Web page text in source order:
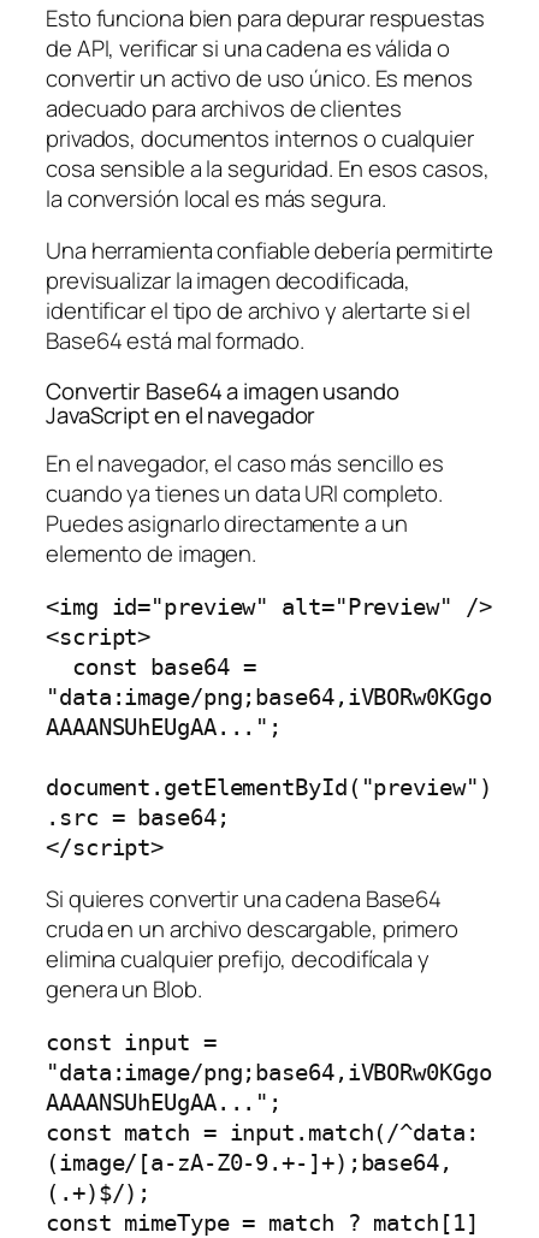
Esto funciona bien para depurar respuestas
de API, verificar si una cadena es válida o
convertir un activo de uso único. Es menos
adecuado para archivos de clientes
privados, documentos internos o cualquier
cosa sensible a la seguridad. En esos casos,
la conversión local es más segura.
Una herramienta confiable debería permitirte
previsualizar la imagen decodificada,
identificar el tipo de archivo y alertarte si el
Base64 está mal formado.
Convertir Base64 a imagen usando
JavaScript en el navegador
En el navegador, el caso más sencillo es
cuando ya tienes un data URI completo.
Puedes asignarlo directamente a un
elemento de imagen.
<img id="preview" alt="Preview" />
<script>
"data:image/png;base64,iVBORw0KGgo
AAAANSUhEUgAA...";
document.getElementById("preview")
.src = base64;
Si quieres convertir una cadena Base64
cruda en un archivo descargable, primero
elimina cualquier prefijo, decodifícala y
genera un Blob.
const input =
"data:image/png;base64,iVBORw0KGgo
AAAANSUhEUgAA...";
const match = input.match(/^data:
(image/[a-zA-Z0-9.+-]+);base64,
(.+)$/);
const mimeType = match ? match[1]